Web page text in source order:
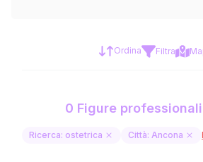
Ordina Filtra
0 Figure
Ricerca: ostetrica Città: Ancona